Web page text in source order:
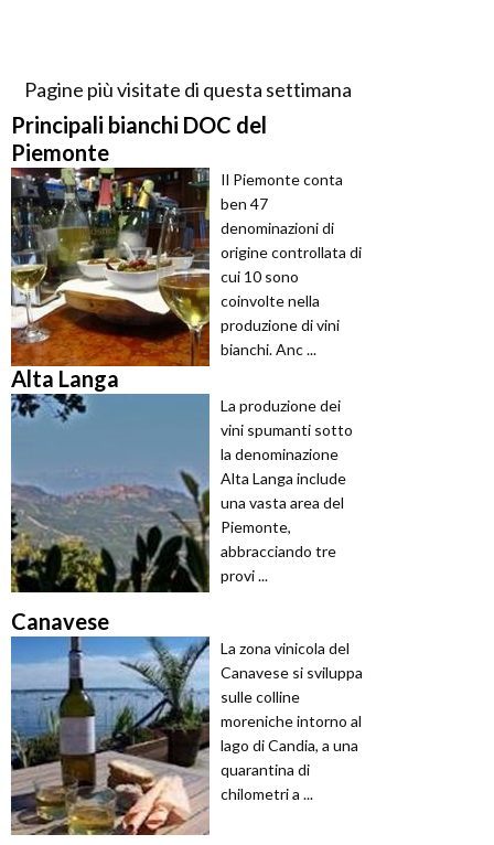
Pagine più visitate di questa settimana
Principali bianchi DOC del
Piemonte
Il Piemonte conta
ben 47
denominazioni di
origine controllata di
cui 10 sono
coinvolte nella
produzione di vini
bianchi. Anc ...
Alta Langa
La produzione dei
vini spumanti sotto
la denominazione
Alta Langa include
una vasta area del
Piemonte,
abbracciando tre
provi ...
Canavese
La zona vinicola del
Canavese si sviluppa
sulle colline
moreniche intorno al
lago di Candia, a una
quarantina di
chilometri a ...